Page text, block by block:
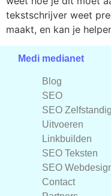
tekstschrijver weet
maakt, en kan je
Medi medianet
Blog
SEO
SEO Zelfstandig
Uitvoeren
Linkbuilden
SEO Teksten
SEO
Contact